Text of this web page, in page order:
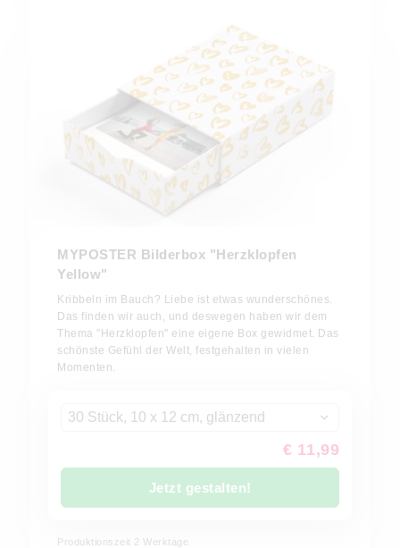
MYPOSTER Bilderbox "Herzklopfen
Yellow"
Kribbeln im Bauch? Liebe ist etwas wunderschönes.
Das finden wir auch, und deswegen haben wir dem
Thema "Herzklopfen" eine eigene Box gewidmet. Das
schönste Gefühl der Welt, festgehalten in vielen
Momenten.
30 Stück, 10 x 12 cm, glänzend
€ 11,99
Jetzt gestalten!
Produktionszeit 2 Werktage